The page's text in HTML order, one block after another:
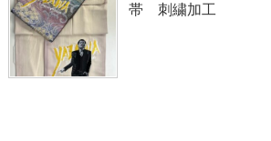
帯 刺繍加工